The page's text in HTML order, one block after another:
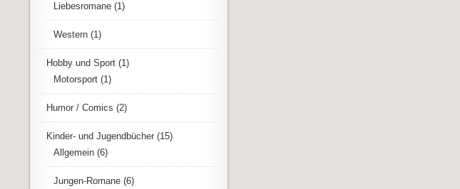
Liebesromane (1)
Western (1)
Hobby und Sport (1)
Motorsport (1)
Humor / Comics (2)
Kinder- und Jugendbücher (15)
Allgemein (6)
Jungen-Romane (6)